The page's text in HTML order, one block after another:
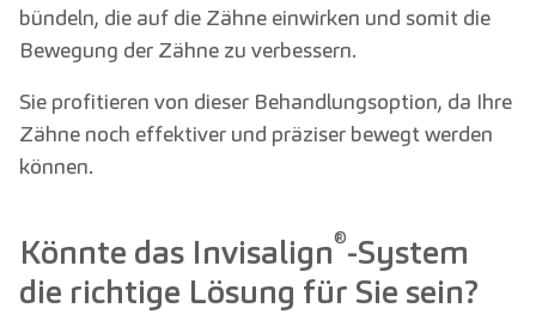
bündeln, die auf die Zähne einwirken und somit die
Bewegung der Zähne zu verbessern.
Sie profitieren von dieser Behandlungsoption, da Ihre
Zähne noch effektiver und präziser bewegt werden
können.
Könnte das Invisalign®-System
die richtige Lösung für Sie sein?